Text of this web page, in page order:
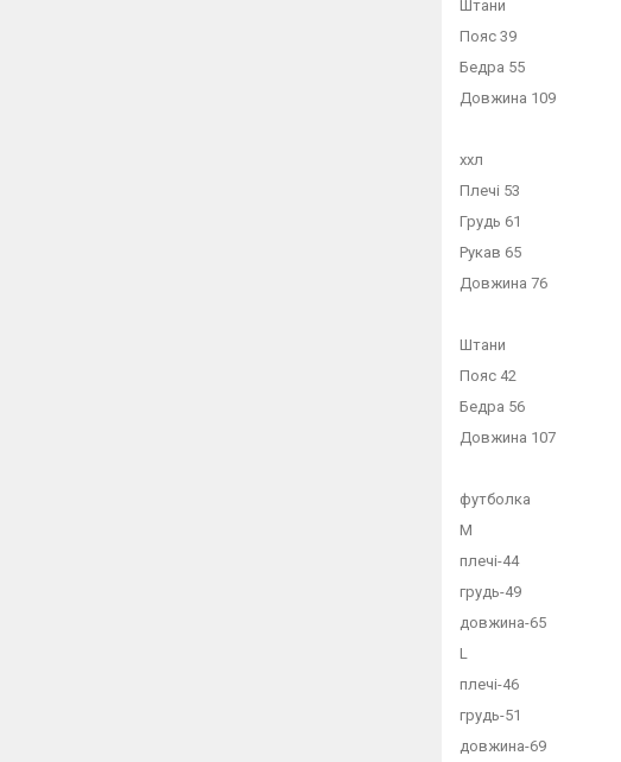
Штани
Пояс 39
Бедра 55
Довжина 109
ххл
Плечі 53
Грудь 61
Рукав 65
Довжина 76
Штани
Пояс 42
Бедра 56
Довжина 107
футболка
М
плечі-44
грудь-49
довжина-65
L
плечі-46
грудь-51
довжина-69